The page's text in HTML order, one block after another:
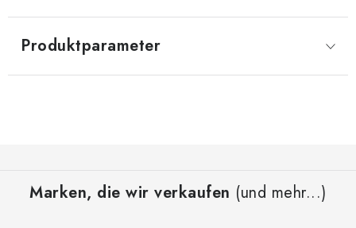
Produktparameter
Marken, die wir verkaufen (und mehr...)